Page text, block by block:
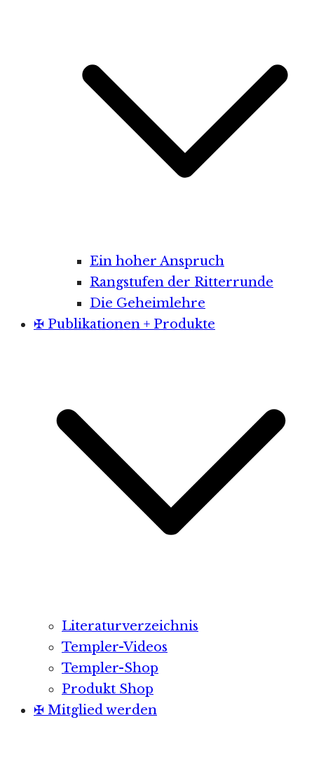
Ein hoher Anspruch
Rangstufen der Ritterrunde
Die Geheimlehre
✠ Publikationen + Produkte
Literaturverzeichnis
Templer-Videos
Templer-Shop
Produkt Shop
✠ Mitglied werden